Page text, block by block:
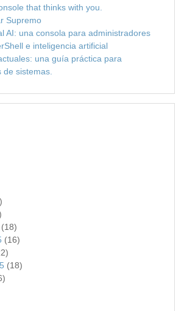
that thinks with you.
Supremo
AI: una consola para administradores
e inteligencia artificial
una guía práctica para
sistemas.
(18)
(16)
(18)